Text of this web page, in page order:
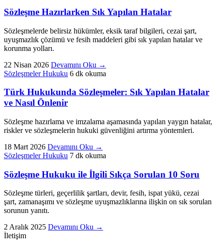
Sözleşme Hazırlarken Sık Yapılan Hatalar
Sözleşmelerde belirsiz hükümler, eksik taraf bilgileri, cezai şart,
uyuşmazlık çözümü ve fesih maddeleri gibi sık yapılan hatalar ve
korunma yolları.
22 Nisan 2026 Devamını Oku →
Sözleşmeler Hukuku 6 dk okuma
Türk Hukukunda Sözleşmeler: Sık Yapılan Hatalar
ve Nasıl Önlenir
Sözleşme hazırlama ve imzalama aşamasında yapılan yaygın hatalar,
riskler ve sözleşmelerin hukuki güvenliğini artırma yöntemleri.
18 Mart 2026 Devamını Oku →
Sözleşmeler Hukuku 7 dk okuma
Sözleşme Hukuku ile İlgili Sıkça Sorulan 10 Soru
Sözleşme türleri, geçerlilik şartları, devir, fesih, ispat yükü, cezai
şart, zamanaşımı ve sözleşme uyuşmazlıklarına ilişkin on sık sorulan
sorunun yanıtı.
2 Aralık 2025 Devamını Oku →
İletişim